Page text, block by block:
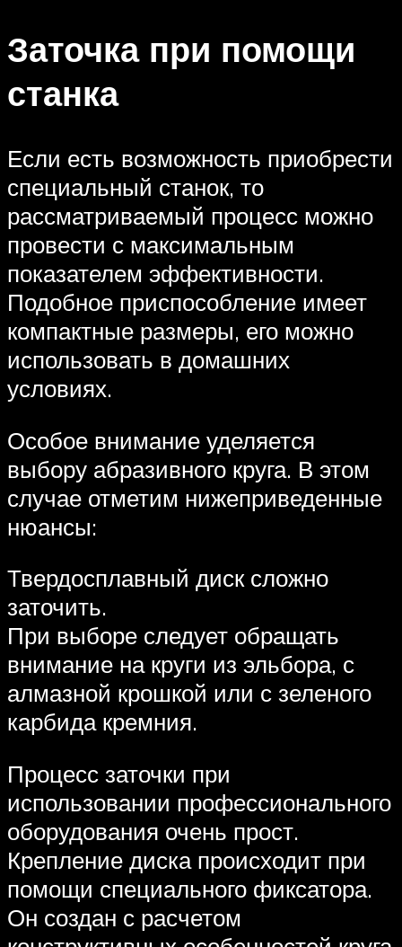
Заточка при помощи
станка
Если есть возможность приобрести
специальный станок, то
рассматриваемый процесс можно
провести с максимальным
показателем эффективности.
Подобное приспособление имеет
компактные размеры, его можно
использовать в домашних
условиях.
Особое внимание уделяется
выбору абразивного круга. В этом
случае отметим нижеприведенные
нюансы:
Твердосплавный диск сложно
заточить.
При выборе следует обращать
внимание на круги из эльбора, с
алмазной крошкой или с зеленого
карбида кремния.
Процесс заточки при
использовании профессионального
оборудования очень прост.
Крепление диска происходит при
помощи специального фиксатора.
Он создан с расчетом